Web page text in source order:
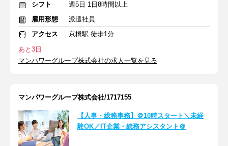
シフト
週5日 1日8時間以上
雇用形態
派遣社員
アクセス
京橋駅 徒歩1分
あと3日
マンパワーグループ株式会社の求人一覧を見る
マンパワーグループ株式会社/1717155
【人事・総務事務】＠10時スタート＼未経
験OK／IT企業・総務アシスタント＠